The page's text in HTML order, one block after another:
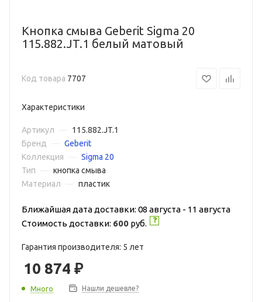
Кнопка смыва Geberit Sigma 20
115.882.JT.1 белый матовый
Код товара 7707
Характеристики
Артикул
115.882.JT.1
Бренд
Geberit
Коллекция
Sigma 20
Тип
кнопка смыва
Материал
пластик
Ближайшая дата доставки: 08 августа - 11 августа
Стоимость доставки: 600 руб.
Гарантия производителя: 5 лет
10 874 ₽
Много Нашли дешевле?